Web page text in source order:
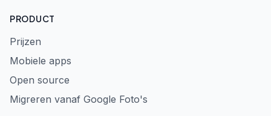
PRODUCT
Prijzen
Mobiele apps
Open source
Migreren vanaf Google Foto's